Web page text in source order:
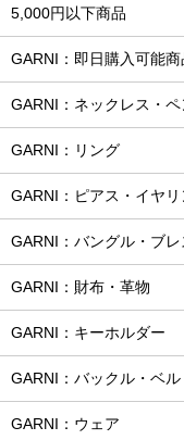
5,000円以下商品
GARNI：即日購入可能商
GARNI：ネックレス・ペ
GARNI：リング
GARNI：ピアス・イヤ
GARNI：バングル・ブ
GARNI：財布・革物
GARNI：キーホルダー
GARNI：バックル・ベル
GARNI：ウェア